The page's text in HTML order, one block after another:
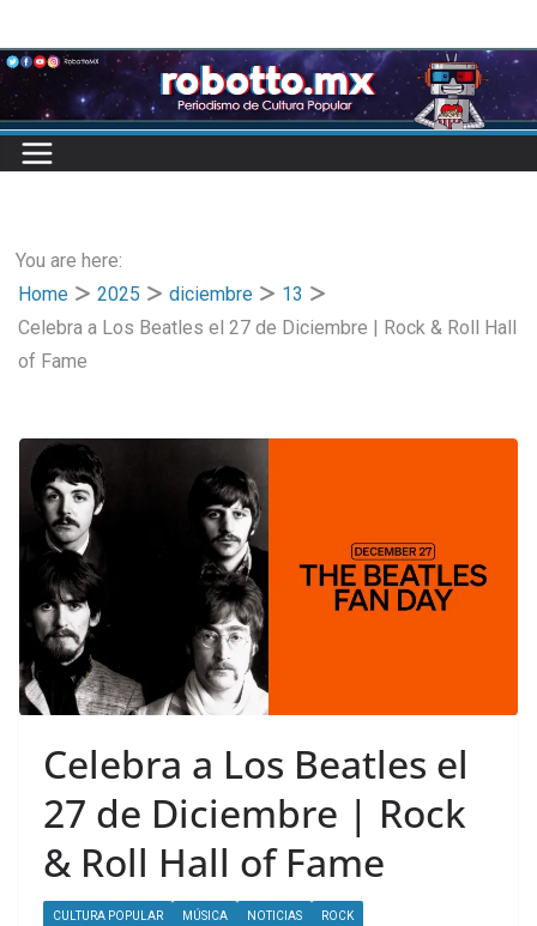
to
content
You are here:
Home
2025 diciembre
13
Celebra a Los Beatles el 27 de Diciembre | Rock & Roll Hall
of Fame
Celebra a Los Beatles el
27 de Diciembre | Rock
& Roll Hall of Fame
CULTURA POPULAR MÚSICA NOTICIAS ROCK